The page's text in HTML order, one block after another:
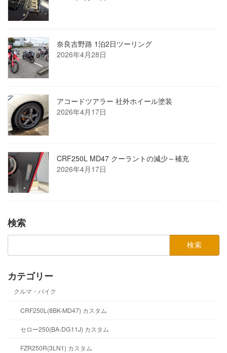
奈良吉野路 1泊2日ツーリング
2026年4月28日
アコードツアラー 社外ホイール塗装
2026年4月17日
CRF250L MD47 クーラントの減少～補充
2026年4月17日
検索
カテゴリー
クルマ・バイク
CRF250L(8BK-MD47) カスタム
セロー250(BA-DG11J) カスタム
FZR250R(3LN1) カスタム